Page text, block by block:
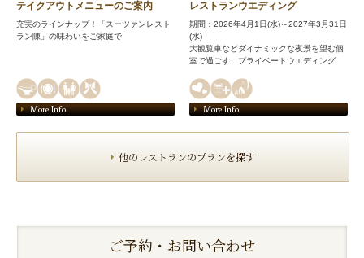
テイクアウトメニューのご案内
充実のラインナップ！「スーツァンレスト
ラン陳」の味わいをご家庭で
More Info
レストランウエディング
期間：2026年4月1日(水)～2027年3月31日
(水)
大観覧車などダイナミックな夜景を望む個
室で過ごす、プライベートウエディング
More Info
他のレストランのプランを探す
ご予約・お問い合わせ